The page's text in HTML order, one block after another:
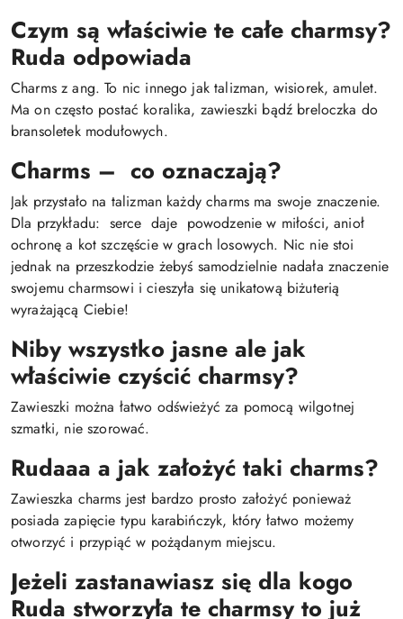
Czym są właściwie te całe charmsy?
Ruda odpowiada
Charms z ang. To nic innego jak talizman, wisiorek, amulet.
Ma on często postać koralika, zawieszki bądź breloczka do
bransoletek modułowych.
Charms – co oznaczają?
Jak przystało na talizman każdy charms ma swoje znaczenie.
Dla przykładu: serce daje powodzenie w miłości, anioł
ochronę a kot szczęście w grach losowych. Nic nie stoi
jednak na przeszkodzie żebyś samodzielnie nadała znaczenie
swojemu charmsowi i cieszyła się unikatową biżuterią
wyrażającą Ciebie!
Niby wszystko jasne ale jak
właściwie czyścić charmsy?
Zawieszki można łatwo odświeżyć za pomocą wilgotnej
szmatki, nie szorować.
Rudaaa a jak założyć taki charms?
Zawieszka charms jest bardzo prosto założyć ponieważ
posiada zapięcie typu karabińczyk, który łatwo możemy
otworzyć i przypiąć w pożądanym miejscu.
Jeżeli zastanawiasz się dla kogo
Ruda stworzyła te charmsy to już